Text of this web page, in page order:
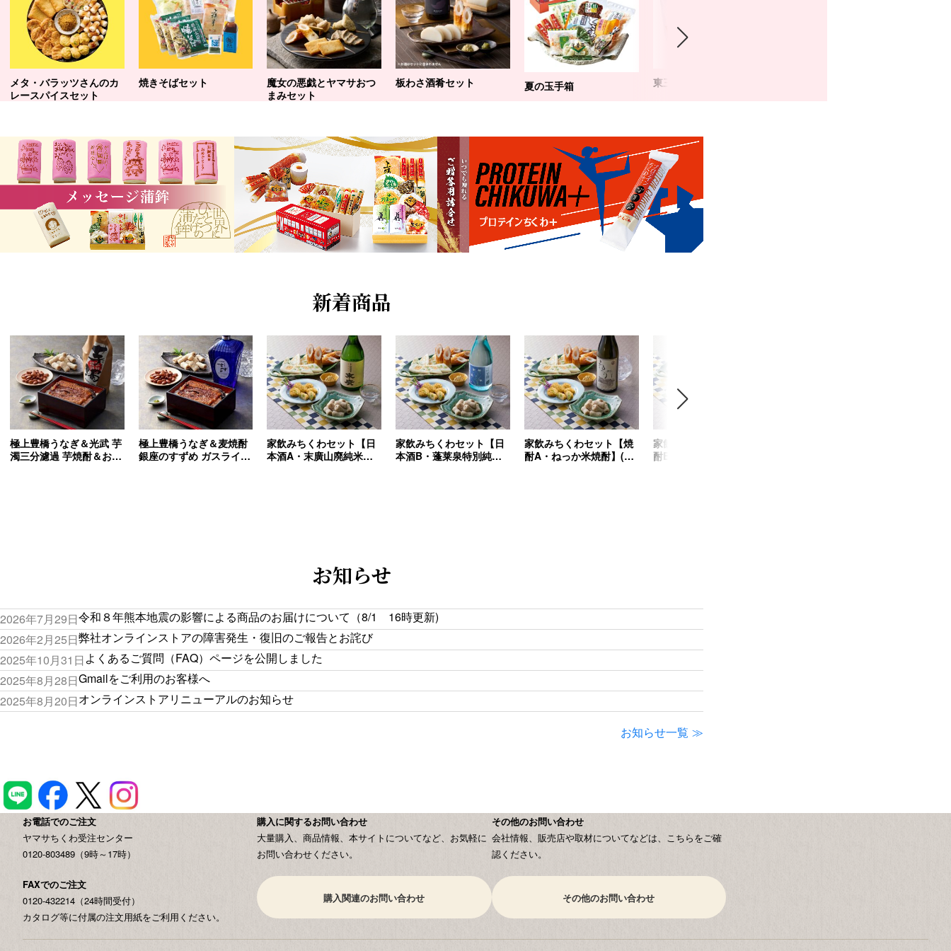
メタ・バラッツさんのカ
レースパイスセット
焼きそばセット
魔女の悪戯とヤマサおつ
まみセット
板わさ酒肴セット 夏の玉手箱 東三河伝統の味三選
新着商品
極上豊橋うなぎ＆光武 芋
濁三分濾過 芋焼酎＆おつ
極上豊橋うなぎ＆麦焼酎
銀座のすずめ ガスライト
家飲みちくわセット【日
本酒A・末廣山廃純米
家飲みちくわセット【日
本酒B・蓬莱泉特別純米
家飲みちくわセット【焼
酎A・ねっか米焼酎】(送
家飲みちくわセット【焼
酎B・ねっか焼酎ハイ
お知らせ
2026年7月29日令和８年熊本地震の影響による商品のお届けについて（8/1 16時更新)
2026年2月25日弊社オンラインストアの障害発生・復旧のご報告とお詫び
2025年10月31日 よくあるご質問（FAQ）ページを公開しました
2025年8月28日Gmailをご利用のお客様へ
2025年8月20日オンラインストアリニューアルのお知らせ
お知らせ一覧
お電話でのご注文
ヤマサちくわ受注センター
0120-803489（9時～17時）
FAXでのご注文
0120-432214（24時間受付）
カタログ等に付属の注文用紙をご利用ください。
購入に関するお問い合わせ
大量購入、商品情報、本サイトについてなど、お気軽に
お問い合わせください。
購入関連のお問い合わせ
その他のお問い合わせ
会社情報、販売店や取材についてなどは、こちらをご確
認ください。
その他のお問い合わせ